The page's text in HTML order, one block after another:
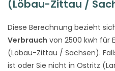
(Löbau-Zittau /
Diese Berechnung bezieht
Verbrauch von 2500 kwh für
(Löbau-Zittau / Sachsen).
ist oder Sie nicht in Ostritz